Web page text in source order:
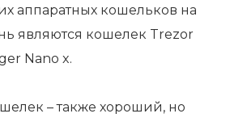
аппаратных кошельков на
являются кошелек Trezor
Nano x.
– также хороший, но